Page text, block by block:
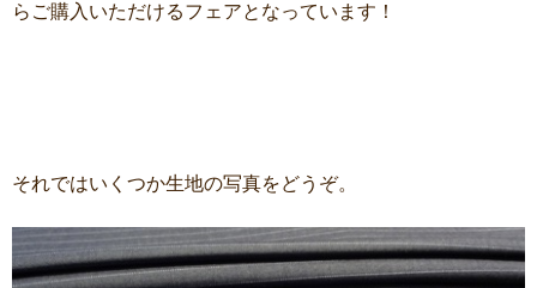
らご購入いただけるフェアとなっています！
それではいくつか生地の写真をどうぞ。